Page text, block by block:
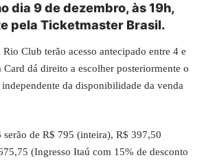
dia 9 de dezembro, às 19h,
pela Ticketmaster Brasil.
Club terão acesso antecipado entre 4 e
Card dá direito a escolher posteriormente o
da disponibilidade da venda
serão de R$ 795 (inteira), R$ 397,50
(Ingresso Itaú com 15% de desconto